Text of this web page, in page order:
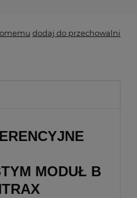
dodaj do przechowalni
MODUŁ B